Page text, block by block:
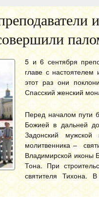
5 и 6 сентября
главе с
этот раз они
Спасский женский
Перед началом пути
Божией в дальней
Задонский
молитвенника –
Владимирской иконы
Тона. При
святителя Тихона.